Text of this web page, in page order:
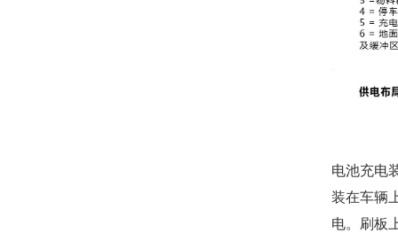
电池充电
装在车辆
电。刷板